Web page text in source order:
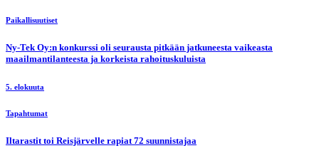
Paikallisuutiset
Ny-Tek Oy:n konkurssi oli seurausta pitkään jatkuneesta vaikeasta
maailmantilanteesta ja korkeista rahoituskuluista
5. elokuuta
Tapahtumat
Iltarastit toi Reisjärvelle rapiat 72 suunnistajaa